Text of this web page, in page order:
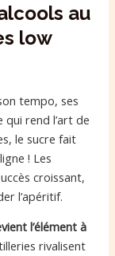
au
low
tempo, ses
qui rend l’art de
le sucre fait
! Les
croissant,
l’apéritif.
l’élément à
rivalisent